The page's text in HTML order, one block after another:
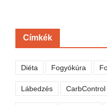
Címkék
Diéta Fogyókúra
Lábedzés CarbControl